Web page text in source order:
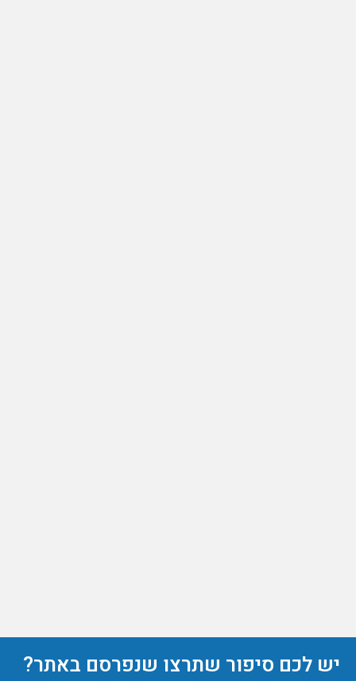
יש לכם סיפור שתרצו שנפרסם באתר?